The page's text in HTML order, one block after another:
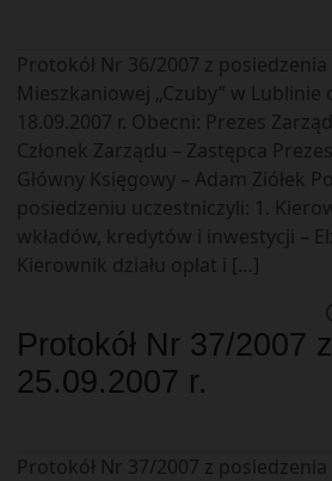
Protokół Nr 36/2007 z posiedzenia
Mieszkaniowej „Czuby” w
18.09.2007 r. Obecni: Prezes
Członek Zarządu – Zastępca
Główny Księgowy – Adam Ziółek
posiedzeniu uczestniczyli: 1.
wkładów, kredytów i inwestycji –
Kierownik działu opłat i […]
Protokół Nr 37/2007
25.09.2007 r.
Protokół Nr 37/2007 z posiedzenia